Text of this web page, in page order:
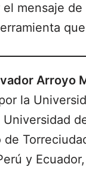
mensaje
Arroyo
la
de
y